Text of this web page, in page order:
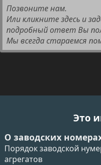
Позвоните нам.
Или кликните здесь и
подробный ответ Вы
Мы всегда стараемся
Это
О заводских
Порядок заводской
агрегатов